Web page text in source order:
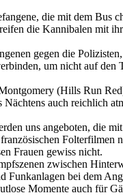
die mit dem Bus
die Kannibalen mit
gegen die
um nicht auf
(Hills Run
auch reichlich
uns angeboten, die
Frauen gewiss nicht.
zwischen
bei dem
Momente auch für